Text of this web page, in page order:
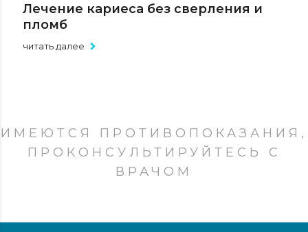
Лечение кариеса без сверления и
пломб
читать далее
ИМЕЮТСЯ ПРОТИВОПОКАЗАНИЯ,
ПРОКОНСУЛЬТИРУЙТЕСЬ С
ВРАЧОМ